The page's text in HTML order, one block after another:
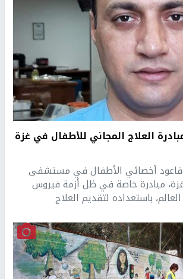
العلاج المجاني للأطفال في غزة
قاعود أخصائي الأطفال في مستشفى
مبادرة خاصة في ظل أزمة فيروس
باستعداده لتقديم العلاج